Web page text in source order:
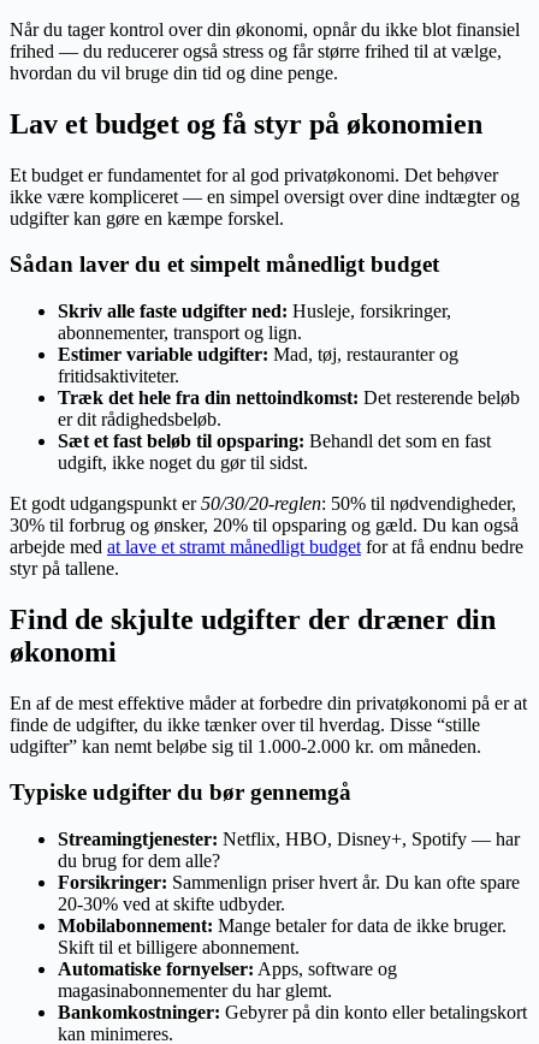
Når du tager kontrol over din økonomi, opnår du ikke blot finansiel
frihed — du reducerer også stress og får større frihed til at vælge,
hvordan du vil bruge din tid og dine penge.
Lav et budget og få styr på økonomien
Et budget er fundamentet for al god privatøkonomi. Det behøver
ikke være kompliceret — en simpel oversigt over dine indtægter og
udgifter kan gøre en kæmpe forskel.
Sådan laver du et simpelt månedligt budget
Skriv alle faste udgifter ned: Husleje, forsikringer,
abonnementer, transport og lign.
Estimer variable udgifter: Mad, tøj, restauranter og
fritidsaktiviteter.
Træk det hele fra din nettoindkomst: Det resterende beløb
er dit rådighedsbeløb.
Sæt et fast beløb til opsparing: Behandl det som en fast
udgift, ikke noget du gør til sidst.
Et godt udgangspunkt er50/30/20-reglen: 50% til nødvendigheder,
30% til forbrug og ønsker, 20% til opsparing og gæld. Du kan også
arbejde med at lave et stramt månedligt budget for at få endnu bedre
styr på tallene.
Find de skjulte udgifter der dræner din
økonomi
En af de mest effektive måder at forbedre din privatøkonomi på er at
finde de udgifter, du ikke tænker over til hverdag. Disse “stille
udgifter” kan nemt beløbe sig til 1.000-2.000 kr. om måneden.
Typiske udgifter du bør gennemgå
Streamingtjenester: Netflix, HBO, Disney+, Spotify — har
du brug for dem alle?
Forsikringer: Sammenlign priser hvert år. Du kan ofte spare
20-30% ved at skifte udbyder.
Mobilabonnement: Mange betaler for data de ikke bruger.
Skift til et billigere abonnement.
Automatiske fornyelser: Apps, software og
magasinabonnementer du har glemt.
Bankomkostninger: Gebyrer på din konto eller betalingskort
kan minimeres.